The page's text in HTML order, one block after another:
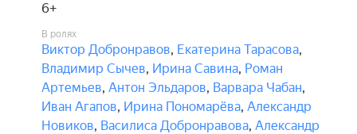
6+
В ролях
Виктор Добронравов, Екатерина Тарасова,
Владимир Сычев, Ирина Савина, Роман
Артемьев, Антон Эльдаров, Варвара Чабан,
Иван Агапов, Ирина Пономарёва, Александр
Новиков, Василиса Добронравова, Александр